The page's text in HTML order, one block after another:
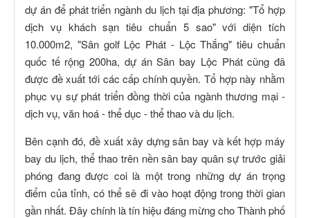
dự án để phát triển ngành du lịch tại địa phương: "Tổ hợp
dịch vụ khách sạn tiêu chuẩn 5 sao" với diện tích
10.000m2, "Sân golf Lộc Phát - Lộc Thắng" tiêu chuẩn
quốc tế rộng 200ha, dự án Sân bay Lộc Phát cũng đã
được đề xuất tới các cấp chính quyền. Tổ hợp này nhằm
phục vụ sự phát triển đồng thời của ngành thương mại -
dịch vụ, văn hoá - thể dục - thể thao và du lịch.
Bên cạnh đó, đề xuất xây dựng sân bay và kết hợp máy
bay du lịch, thể thao trên nền sân bay quân sự trước giải
phóng đang được coi là một trong những dự án trọng
điểm của tỉnh, có thể sẽ đi vào hoạt động trong thời gian
gần nhất. Đây chính là tín hiệu đáng mừng cho Thành phố